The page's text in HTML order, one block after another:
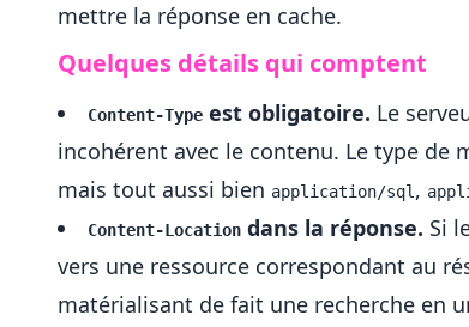
mettre la réponse en cache.
Quelques détails qui comptent
Content-Type est obligatoire. Le
incohérent avec le contenu. Le type de
mais tout aussi bien application/sql ,
Content-Location dans la réponse. Si
vers une ressource correspondant au
matérialisant de fait une recherche en